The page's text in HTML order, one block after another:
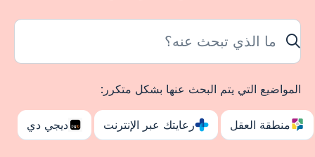
ما الذي تبحث عنه؟
المواضيع التي يتم البحث عنها بشكل متكرر:
منطقة العقل رعايتك عبر الإنترنت ديجي دي